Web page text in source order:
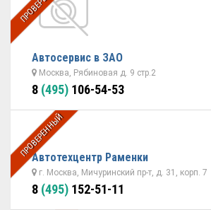
Автосервис в ЗАО
Москва, Рябиновая д. 9 стр.2
8 (495) 106-54-53
ПРОВЕРЕННЫЙ
Автотехцентр Раменки
г. Москва, Мичуринский пр-т, д. 31, корп. 7
8 (495) 152-51-11